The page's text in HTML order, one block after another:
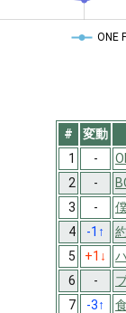
ONE
# 変動
1
-
2
-
3
-
4
-1 ↑
5
+1 ↓
6
-
7
-3↑